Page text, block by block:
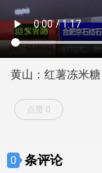
黄山：红薯冻米
点赞 0
0 条评论